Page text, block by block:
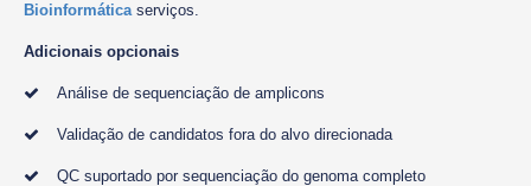
Bioinformáticaserviços.
Adicionais opcionais
Análise de sequenciação de amplicons
Validação de candidatos fora do alvo direcionada
QC suportado por sequenciação do genoma completo